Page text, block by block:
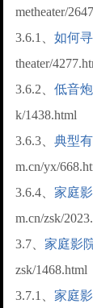
metheater/
3.6.1、如何
theater/
3.6.2、低音
k/1438.html
3.6.3、典型
m.cn/yx/
3.6.4、家庭
m.cn/zsk/
3.7、家庭影
zsk/1468.html
3.7.1、家庭